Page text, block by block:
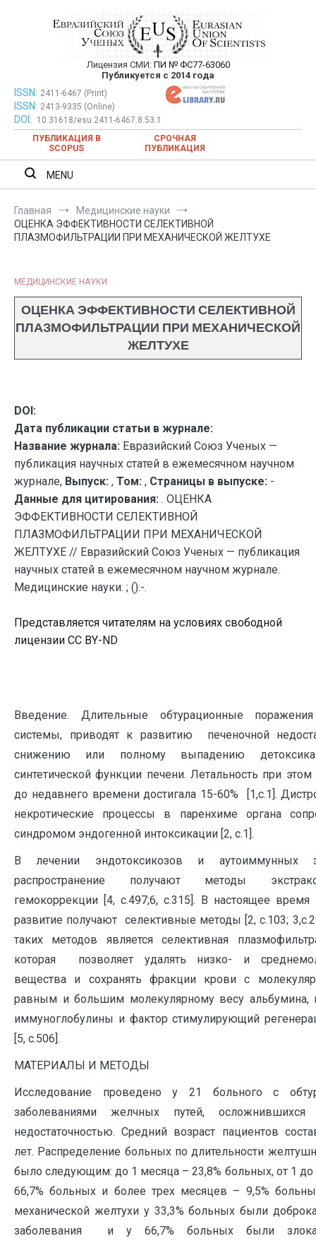
Евразийский Союз Ученых —
публикация научных статей в
ежемесячном научном журнале
Лицензия СМИ: ПИ № ФС77-63060
Публикуется с 2014 года
Евразийский Союз Ученых — публикация научных статей в
ежемесячном научном журнале
ISSN: 2411-6467 (Print)
ISSN: 2413-9335 (Online)
DOI:
10.31618/esu.2411-6467.8.53.1
ПУБЛИКАЦИЯ В
SCOPUS
СРОЧНАЯ
ПУБЛИКАЦИЯ
MENU
Главная
Медицинские науки
ОЦЕНКА ЭФФЕКТИВНОСТИ СЕЛЕКТИВНОЙ
ПЛАЗМОФИЛЬТРАЦИИ ПРИ МЕХАНИЧЕСКОЙ ЖЕЛТУХЕ
МЕДИЦИНСКИЕ НАУКИ
ОЦЕНКА ЭФФЕКТИВНОСТИ СЕЛЕКТИВНОЙ
ПЛАЗМОФИЛЬТРАЦИИ ПРИ МЕХАНИЧЕСКОЙ
ЖЕЛТУХЕ
DOI:
Дата публикации статьи в журнале:
Название журнала: Евразийский Союз Ученых —
публикация научных статей в ежемесячном научном
журнале, Выпуск: , Том: , Страницы в выпуске: -
Данные для цитирования: . ОЦЕНКА
ЭФФЕКТИВНОСТИ СЕЛЕКТИВНОЙ
ПЛАЗМОФИЛЬТРАЦИИ ПРИ МЕХАНИЧЕСКОЙ
ЖЕЛТУХЕ // Евразийский Союз Ученых — публикация
научных статей в ежемесячном научном журнале.
Медицинские науки. ; ():-.
Представляется читателям на условиях свободной
лицензии CC BY-ND
Введение. Длительные обтурационные
системы, приводят к развитию печеночной
снижению или полному выпадению
синтетической функции печени. Летальность при
до недавнего времени достигала 15-60% [1,с.1].
некротические процессы в паренхиме органа
синдромом эндогенной интоксикации [2, с.1].
В лечении эндотоксикозов и аутоиммунных
распространение получают методы
гемокоррекции [4, с.497;6, с.315]. В настоящее время
развитие получают селективные методы [2, с.103;
таких методов является селективная
которая позволяет удалять низко- и
вещества и сохранять фракции крови с
равным и большим молекулярному весу альбумина,
иммуноглобулины и фактор стимулирующий
[5, с.506].
МАТЕРИАЛЫ И МЕТОДЫ
Исследование проведено у 21 больного с
заболеваниями желчных путей, осложнившихся
недостаточностью. Средний возраст пациентов
лет. Распределение больных по длительности
было следующим: до 1 месяца – 23,8% больных, от 1
66,7% больных и более трех месяцев – 9,5%
механической желтухи у 33,3% больных были
заболевания и у 66,7% больных были